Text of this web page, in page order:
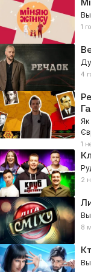
1
4
Як
1
2
8